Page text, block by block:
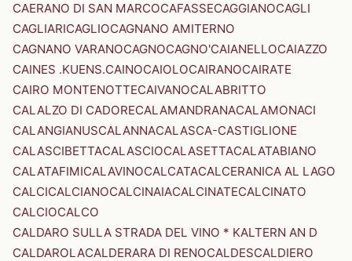
CAERANO DI SAN MARCOCAFASSECAGGIANOCAGLI
CAGLIARICAGLIOCAGNANO AMITERNO
CAGNANO VARANOCAGNOCAGNO'CAIANELLOCAIAZZO
CAINES .KUENS.CAINOCAIOLOCAIRANOCAIRATE
CAIRO MONTENOTTECAIVANOCALABRITTO
CALALZO DI CADORECALAMANDRANACALAMONACI
CALANGIANUSCALANNACALASCA-CASTIGLIONE
CALASCIBETTACALASCIOCALASETTACALATABIANO
CALATAFIMICALAVINOCALCATACALCERANICA AL LAGO
CALCICALCIANOCALCINAIACALCINATECALCINATO
CALCIOCALCO
CALDARO SULLA STRADA DEL VINO * KALTERN AN D
CALDAROLACALDERARA DI RENOCALDESCALDIERO